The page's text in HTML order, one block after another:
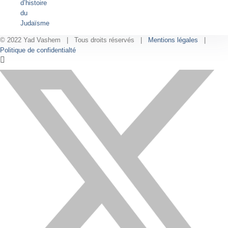
d’histoire
du
Judaïsme
© 2022 Yad Vashem | Tous droits réservés | Mentions légales |
Politique de confidentialté
X